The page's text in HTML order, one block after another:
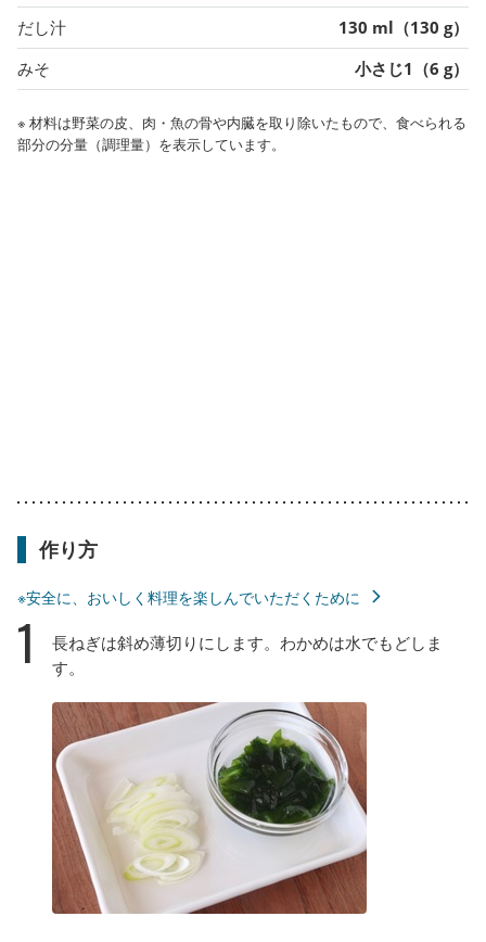
だし汁
130 ml（130 g）
みそ
小さじ1（6 g）
※ 材料は野菜の皮、肉・魚の骨や内臓を取り除いたもので、食べられる
部分の分量（調理量）を表示しています。
作り方
※安全に、おいしく料理を楽しんでいただくために
1
長ねぎは斜め薄切りにします。わかめは水でもどしま
す。